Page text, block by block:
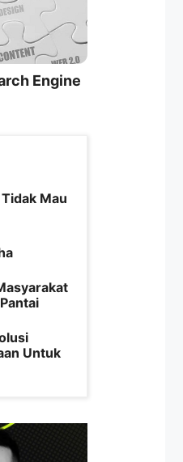
Engine
Mau
Untuk